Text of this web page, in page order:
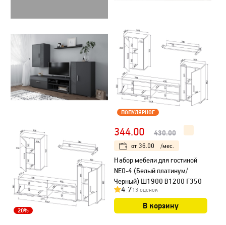
20%
ПОПУЛЯРНОЕ
344.00 430.00
от 36.00 /мес.
Набор мебели для гостиной
NEO-4 (Белый платинум/
Черный) Ш1900 В1200 Г350
4.713 оценок
В корзину